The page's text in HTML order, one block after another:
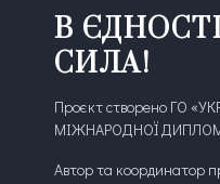
В
СИЛА!
Проєкт створено ГО
МІЖНАРОДНОЇ
Автор та координатор